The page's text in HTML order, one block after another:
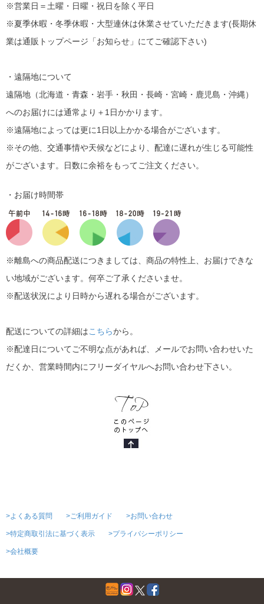
※営業日＝土曜・日曜・祝日を除く平日
※夏季休暇・冬季休暇・大型連休は休業させていただきます(長期休
業は通販トップページ「お知らせ」にてご確認下さい)
・遠隔地について
遠隔地（北海道・青森・岩手・秋田・長崎・宮崎・鹿児島・沖縄）
へのお届けには通常より＋1日かかります。
※遠隔地によっては更に1日以上かかる場合がございます。
※その他、交通事情や天候などにより、配達に遅れが生じる可能性
がございます。日数に余裕をもってご注文ください。
・お届け時間帯
※離島への商品配送につきましては、商品の特性上、お届けできな
い地域がございます。何卒ご了承くださいませ。
※配送状況により日時から遅れる場合がございます。
配送についての詳細はこちらから。
※配達日についてご不明な点があれば、メールでお問い合わせいた
だくか、営業時間内にフリーダイヤルへお問い合わせ下さい。
>よくある質問 >ご利用ガイド >お問い合わせ
>特定商取引法に基づく表示 >プライバシーポリシー
>会社概要